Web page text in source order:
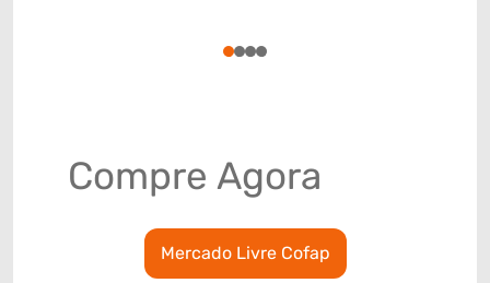
1234
Compre Agora
Mercado Livre Cofap